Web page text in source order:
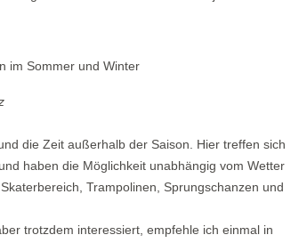
die Zeit außerhalb der Saison. Hier treffen sich
haben die Möglichkeit unabhängig vom Wetter
Trampolinen, Sprungschanzen und
trotzdem interessiert, empfehle ich einmal in